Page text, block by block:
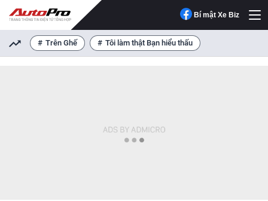
Bí mật Xe Biz
Trên Ghế Tôi làm thật Bạn hiểu thấu